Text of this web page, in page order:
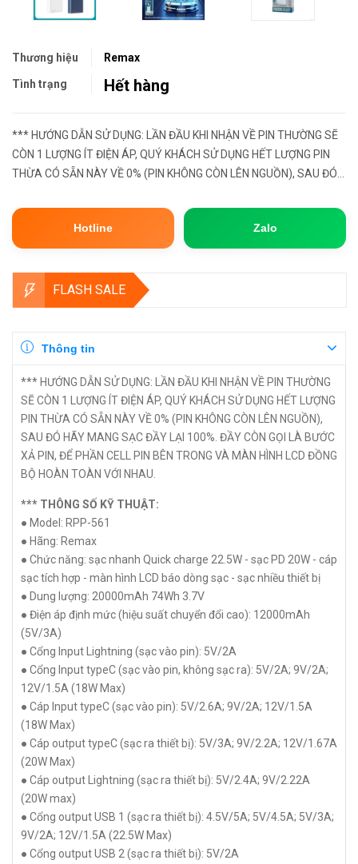
Thương hiệu Remax
Tình trạng Hết hàng
*** HƯỚNG DẪN SỬ DỤNG: LẦN ĐẦU KHI NHẬN VỀ PIN THƯỜNG SẼ
CÒN 1 LƯỢNG ÍT ĐIỆN ÁP, QUÝ KHÁCH SỬ DỤNG HẾT LƯỢNG PIN
THỪA CÓ SẴN NÀY VỀ 0% (PIN KHÔNG CÒN LÊN NGUỒN), SAU ĐÓ
PHẦN CELL PIN BÊN TR...
Hotline
Zalo
FLASH SALE
Thông tin
*** HƯỚNG DẪN SỬ DỤNG: LẦN ĐẦU KHI NHẬN VỀ PIN THƯỜNG
SẼ CÒN 1 LƯỢNG ÍT ĐIỆN ÁP, QUÝ KHÁCH SỬ DỤNG HẾT LƯỢNG
PIN THỪA CÓ SẴN NÀY VỀ 0% (PIN KHÔNG CÒN LÊN NGUỒN),
SAU ĐÓ HÃY MANG SẠC ĐẦY LẠI 100%. ĐẦY CÒN GỌI LÀ BƯỚC
XẢ PIN, ĐỂ PHẦN CELL PIN BÊN TRONG VÀ MÀN HÌNH LCD ĐỒNG
BỘ HOÀN TOÀN VỚI NHAU.
*** THÔNG SỐ KỸ THUẬT:
● Model: RPP-561
● Hãng: Remax
● Chức năng: sạc nhanh Quick charge 22.5W - sạc PD 20W - cáp
sạc tích hợp - màn hình LCD báo dòng sạc - sạc nhiều thiết bị
● Dung lượng: 20000mAh 74Wh 3.7V
● Điện áp định mức (hiệu suất chuyển đổi cao): 12000mAh
(5V/3A)
● Cổng Input Lightning (sạc vào pin): 5V/2A
● Cổng Input typeC (sạc vào pin, không sạc ra): 5V/2A; 9V/2A;
12V/1.5A (18W Max)
● Cáp Input typeC (sạc vào pin): 5V/2.6A; 9V/2A; 12V/1.5A
(18W Max)
● Cáp output typeC (sạc ra thiết bị): 5V/3A; 9V/2.2A; 12V/1.67A
(20W Max)
● Cáp output Lightning (sạc ra thiết bị): 5V/2.4A; 9V/2.22A
(20W max)
● Cổng output USB 1 (sạc ra thiết bị): 4.5V/5A; 5V/4.5A; 5V/3A;
9V/2A; 12V/1.5A (22.5W Max)
● Cổng output USB 2 (sạc ra thiết bị): 5V/2A